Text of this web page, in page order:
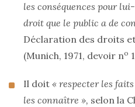
les conséquences pour
droit que le public a de
Déclaration des droits
(Munich, 1971, devoir no
Il doit « respecter les
les connaître », selon la